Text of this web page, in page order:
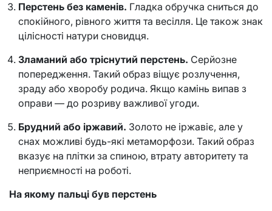
Перстень без каменів. Гладка обручка сниться до
спокійного, рівного життя та весілля. Це також знак
цілісності натури сновидця.
Зламаний або тріснутий перстень. Серйозне
попередження. Такий образ віщує розлучення,
зраду або хворобу родича. Якщо камінь випав з
оправи — до розриву важливої угоди.
Брудний або іржавий. Золото не іржавіє, але у
снах можливі будь-які метаморфози. Такий образ
вказує на плітки за спиною, втрату авторитету та
неприємності на роботі.
На якому пальці був перстень